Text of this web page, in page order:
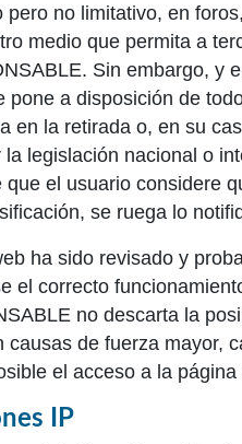
pero no limitativo, en
medio que permita a
Sin embargo, y
pone a disposición de
en la retirada o, en su
la legislación nacional o
que el usuario considere
se ruega lo
ha sido revisado y
el correcto
no descarta la
causas de fuerza mayor,
el acceso a la página
IP